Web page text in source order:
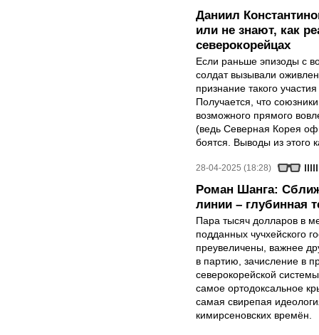
Даниил
или не знают, как
северокорейцах
Если раньше эпизоды с
солдат вызывали
признание такого
Получается, что
возможного прямого
(ведь Северная Корея
боятся. Выводы из этого
28-04-2025 (18:28)
Роман Шанга:
линии – глубинная
Пара тысяч долларов в
подданных чучхейского
преувеличены, важнее
в партию, зачисление в
северокорейской
самое ортодоксальное
самая свирепая
кимирсеновских времён.